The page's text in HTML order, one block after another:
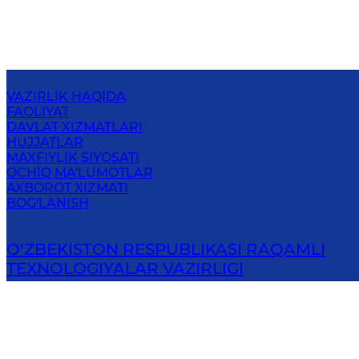
VAZIRLIK HAQIDA
FAOLIYAT
DAVLAT XIZMATLARI
HUJJATLAR
MAXFIYLIK SIYOSATI
OCHIQ MA'LUMOTLAR
AXBOROT XIZMATI
BOG'LANISH
O‘ZBEKISTON RESPUBLIKASI RAQAMLI
TEXNOLOGIYALAR VAZIRLIGI